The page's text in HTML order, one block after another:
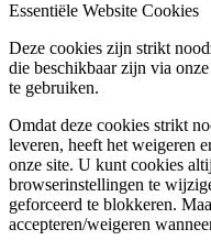
Essentiële Website Cookies
Deze cookies zijn strikt
die beschikbaar zijn via
te gebruiken.
Omdat deze cookies strikt
leveren, heeft het weigeren
onze site. U kunt cookies
browserinstellingen te
geforceerd te blokkeren.
accepteren/weigeren